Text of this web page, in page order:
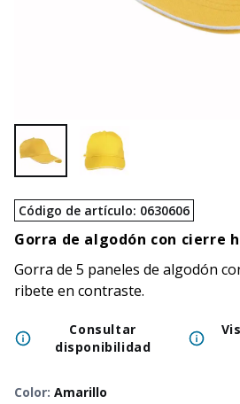
Código de artículo: 0630606
Gorra de algodón con cierre
Gorra de 5 paneles de algodón
ribete en contraste.
Consultar
disponibilidad
Color: Amarillo